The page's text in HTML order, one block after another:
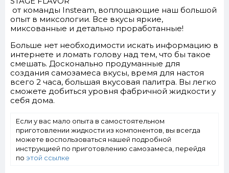
от команды Insteam, воплощающие наш большой
опыт в миксологии. Все вкусы яркие,
миксованные и детально проработанные!
Больше нет необходимости искать информацию в
интернете и ломать голову над тем, что бы такое
смешать. Досконально продуманные для
создания самозамеса вкусы, время для настоя
всего 2 часа, большая вкусовая палитра. Вы легко
сможете добиться уровня фабричной жидкости у
себя дома.
Если у вас мало опыта в самостоятельном
приготовлении жидкости из компонентов, вы всегда
можете воспользоваться нашей подробной
инструкцией по приготовлению самозамеса, перейдя
по этой ссылке